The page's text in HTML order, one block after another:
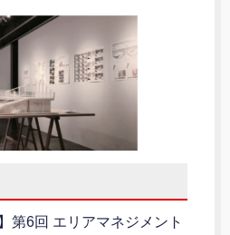
第6回 エリアマネジメント